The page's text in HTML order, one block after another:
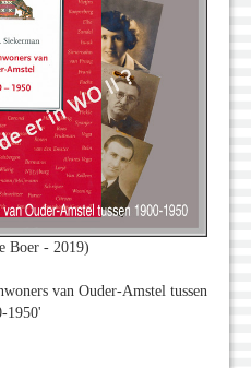
Boer - 2019)
van Ouder-Amstel tussen
1950'